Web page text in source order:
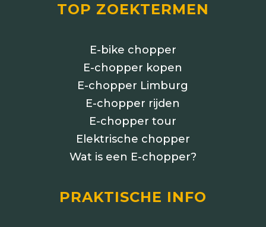
TOP ZOEKTERMEN
E-bike chopper
E-chopper kopen
E-chopper Limburg
E-chopper rijden
E-chopper tour
Elektrische chopper
Wat is een E-chopper?
PRAKTISCHE INFO